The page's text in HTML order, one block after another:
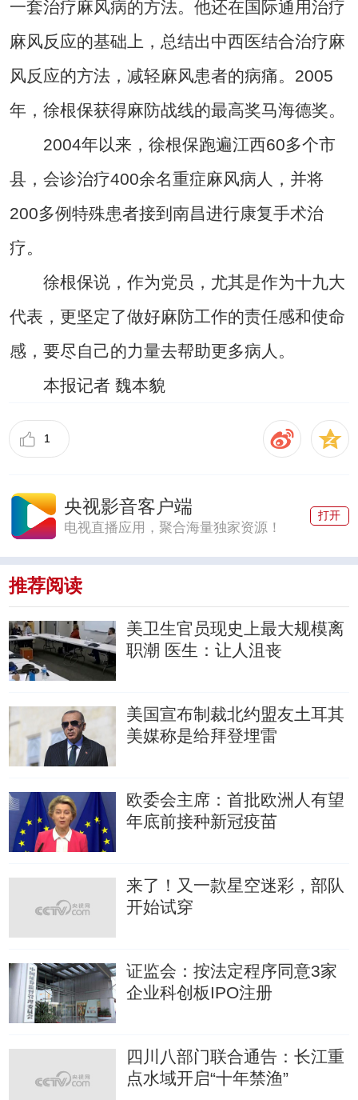
一套治疗麻风病的方法。他还在国际通用治疗
麻风反应的基础上，总结出中西医结合治疗麻
风反应的方法，减轻麻风患者的病痛。2005
年，徐根保获得麻防战线的最高奖马海德奖。
2004年以来，徐根保跑遍江西60多个市
县，会诊治疗400余名重症麻风病人，并将
200多例特殊患者接到南昌进行康复手术治
疗。
徐根保说，作为党员，尤其是作为十九大
代表，更坚定了做好麻防工作的责任感和使命
感，要尽自己的力量去帮助更多病人。
本报记者 魏本貌
1
央视影音客户端
电视直播应用，聚合海量独家资源！
打开
推荐阅读
美卫生官员现史上最大规模离
职潮 医生：让人沮丧
美国宣布制裁北约盟友土耳其
美媒称是给拜登埋雷
欧委会主席：首批欧洲人有望
年底前接种新冠疫苗
来了！又一款星空迷彩，部队
开始试穿
证监会：按法定程序同意3家
企业科创板IPO注册
四川八部门联合通告：长江重
点水域开启“十年禁渔”